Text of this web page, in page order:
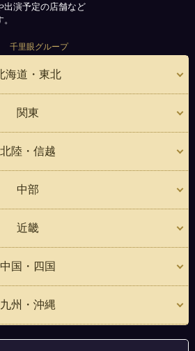
出演予定の店舗など
千里眼グループ
海道・東北
関東
北陸・信越
中部
近畿
中国・四国
九州・沖縄